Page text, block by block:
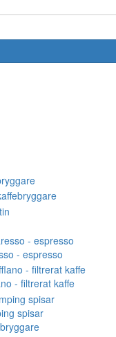
- espresso
- filtrerat kaffe
spisar